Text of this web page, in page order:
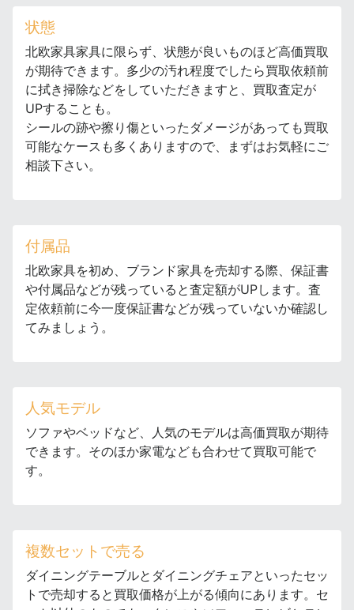
状態
北欧家具家具に限らず、状態が良いものほど高価買取
が期待できます。多少の汚れ程度でしたら買取依頼前
に拭き掃除などをしていただきますと、買取査定が
UPすることも。
シールの跡や擦り傷といったダメージがあっても買取
可能なケースも多くありますので、まずはお気軽にご
相談下さい。
付属品
北欧家具を初め、ブランド家具を売却する際、保証書
や付属品などが残っていると査定額がUPします。査
定依頼前に今一度保証書などが残っていないか確認し
てみましょう。
人気モデル
ソファやベッドなど、人気のモデルは高価買取が期待
できます。そのほか家電なども合わせて買取可能で
す。
複数セットで売る
ダイニングテーブルとダイニングチェアといったセッ
トで売却すると買取価格が上がる傾向にあります。セ